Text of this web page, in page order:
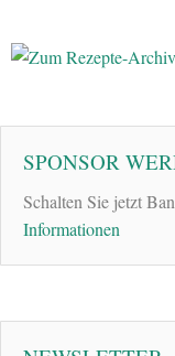
SPONSOR
Schalten Sie jetzt
Informationen